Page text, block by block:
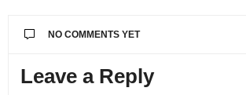
NO COMMENTS YET
Leave a Reply